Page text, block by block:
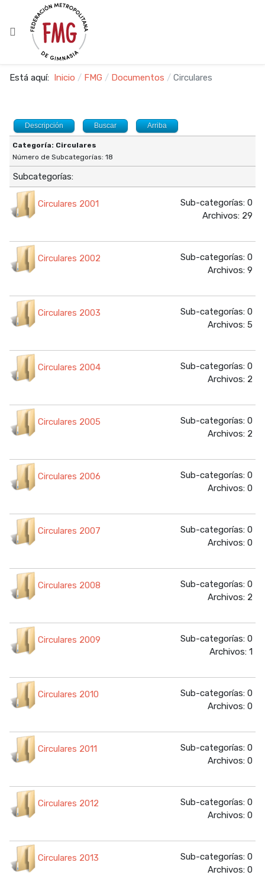
Está aquí: Inicio FMG Documentos Circulares
Descripción Buscar Arriba
Categoría: Circulares
Número de Subcategorías: 18
Subcategorías:
Circulares 2001
Sub-categorías: 0
Archivos: 29
Circulares 2002
Sub-categorías: 0
Archivos: 9
Circulares 2003
Sub-categorías: 0
Archivos: 5
Circulares 2004
Sub-categorías: 0
Archivos: 2
Circulares 2005
Sub-categorías: 0
Archivos: 2
Circulares 2006
Sub-categorías: 0
Archivos: 0
Circulares 2007
Sub-categorías: 0
Archivos: 0
Circulares 2008
Sub-categorías: 0
Archivos: 2
Circulares 2009
Sub-categorías: 0
Archivos: 1
Circulares 2010
Sub-categorías: 0
Archivos: 0
Circulares 2011
Sub-categorías: 0
Archivos: 0
Circulares 2012
Sub-categorías: 0
Archivos: 0
Circulares 2013
Sub-categorías: 0
Archivos: 0